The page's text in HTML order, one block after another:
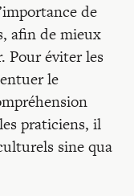
de
afin de mieux
Pour éviter les
le
praticiens, il
sine qua